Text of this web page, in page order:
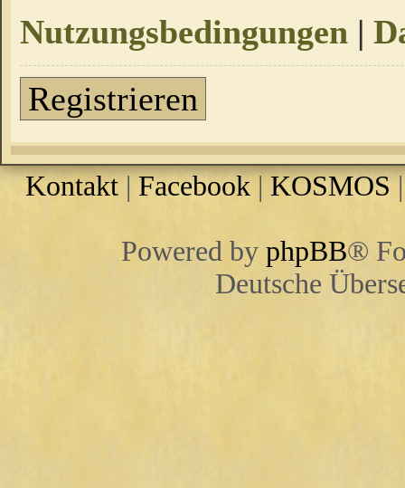
Nutzungsbedingungen |
Registrieren
Kontakt | Facebook |KOSMOS
Powered by phpBB®
Deutsche